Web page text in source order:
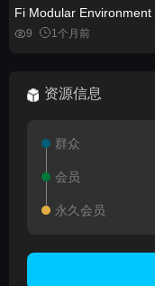
Fi Modular Environment
9 1个月前
资源信息
群众
会员
永久会员